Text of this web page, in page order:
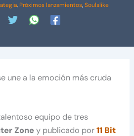
, Próximos lanzamientos,Soulslike
une a la emoción más cruda
equipo de tres
Zoney publicado por11 Bit